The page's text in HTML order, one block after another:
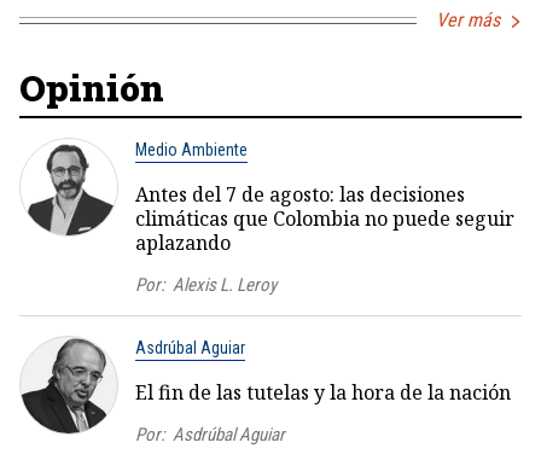
Ver más
Opinión
Medio Ambiente
Antes del 7 de agosto: las decisiones
climáticas que Colombia no puede seguir
aplazando
Por: Alexis L. Leroy
Asdrúbal Aguiar
El fin de las tutelas y la hora de la nación
Por: Asdrúbal Aguiar